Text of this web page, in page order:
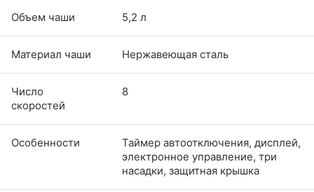
Объем чаши 5,2 л
Материал чаши Нержавеющая сталь
Число
скоростей
8
Особенности
Таймер автоотключения, дисплей,
электронное управление, три
насадки, защитная крышка